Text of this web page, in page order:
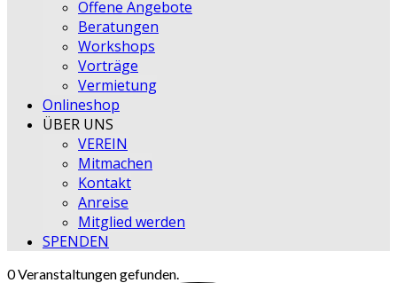
Offene Angebote
Beratungen
Workshops
Vorträge
Vermietung
Onlineshop
ÜBER UNS
VEREIN
Mitmachen
Kontakt
Anreise
Mitglied werden
SPENDEN
0 Veranstaltungen gefunden.